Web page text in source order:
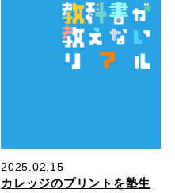
2025.02.15
カレッジのプリントを塾生